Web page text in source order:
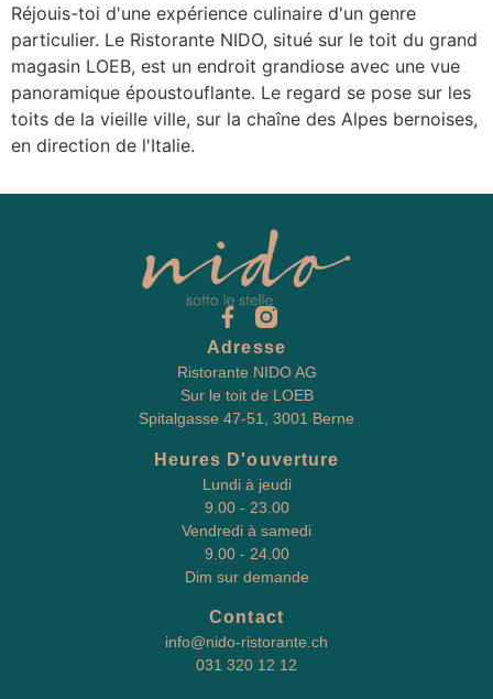
Réjouis-toi d'une expérience culinaire d'un genre
particulier. Le Ristorante NIDO, situé sur le toit du grand
magasin LOEB, est un endroit grandiose avec une vue
panoramique époustouflante. Le regard se pose sur les
toits de la vieille ville, sur la chaîne des Alpes bernoises,
en direction de l'Italie.
Adresse
Ristorante NIDO AG
Sur le toit de LOEB
Spitalgasse 47-51, 3001 Berne
Heures D'ouverture
Lundi à jeudi
9.00 - 23.00
Vendredi à samedi
9.00 - 24.00
Dim sur demande
Contact
info@nido-ristorante.ch
031 320 12 12